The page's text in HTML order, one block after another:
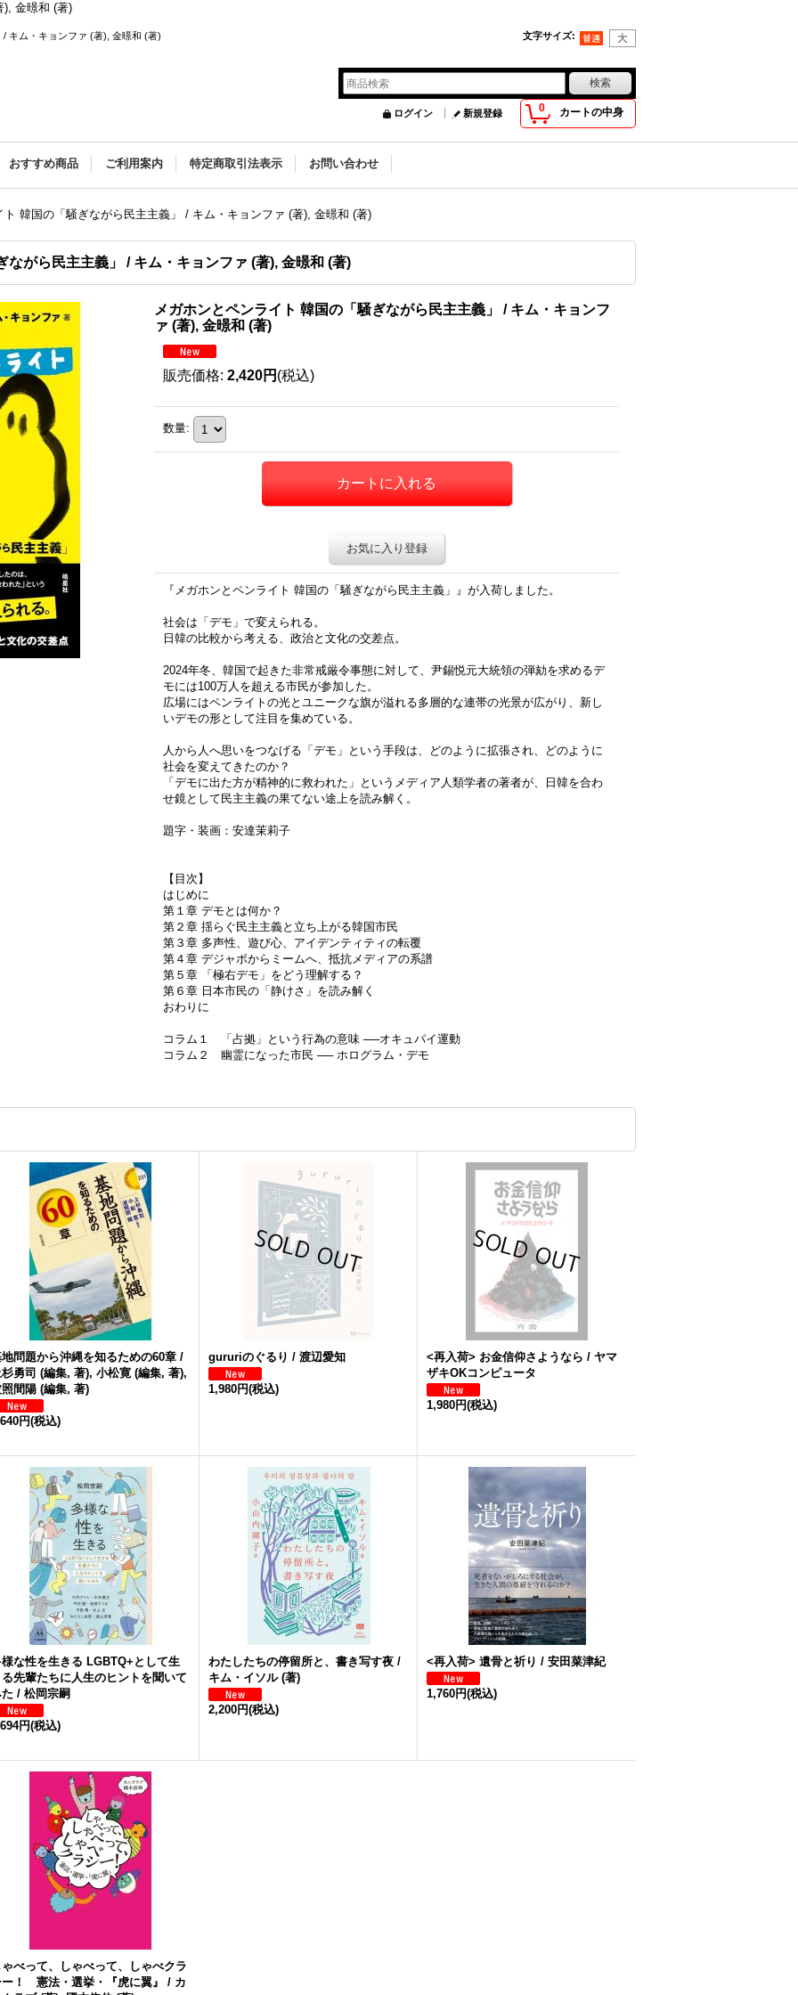
), 金暻和 (著)
キム・キョンファ (著), 金暻和 (著) 文字サイズ:
0 カートの中身
ログイン 新規登録
おすすめ商品 ご利用案内 特定商取引法表示 お問い合わせ
ト 韓国の「騒ぎながら民主主義」 / キム・キョンファ (著), 金暻和 (著)
がら民主主義」 / キム・キョンファ (著), 金暻和 (著)
メガホンとペンライト 韓国の「騒ぎながら民主主義」 / キム・キョンフ
ァ (著), 金暻和 (著)
販売価格: 2,420円 (税込)
数量:
お気に入り登録
『メガホンとペンライト 韓国の「騒ぎながら民主主義」』が入荷しました。
社会は「デモ」で変えられる。
日韓の比較から考える、政治と文化の交差点。
2024年冬、韓国で起きた非常戒厳令事態に対して、尹錫悦元大統領の弾劾を求めるデ
モには100万人を超える市民が参加した。
広場にはペンライトの光とユニークな旗が溢れる多層的な連帯の光景が広がり、新し
いデモの形として注目を集めている。
人から人へ思いをつなげる「デモ」という手段は、どのように拡張され、どのように
社会を変えてきたのか？
「デモに出た方が精神的に救われた」というメディア人類学者の著者が、日韓を合わ
せ鏡として民主主義の果てない途上を読み解く。
題字・装画：安達茉莉子
【目次】
はじめに
第１章 デモとは何か？
第２章 揺らぐ民主主義と立ち上がる韓国市民
第３章 多声性、遊び心、アイデンティティの転覆
第４章 デジャボからミームへ、抵抗メディアの系譜
第５章 「極右デモ」をどう理解する？
第６章 日本市民の「静けさ」を読み解く
おわりに
コラム１ 「占拠」という行為の意味 ──オキュパイ運動
コラム２ 幽霊になった市民 ── ホログラム・デモ
問題から沖縄を知るための60章 /
勇司 (編集, 著), 小松寛 (編集, 著),
間陽 (編集, 著)
円(税込)
gururiのぐるり / 渡辺愛知
1,980円(税込)
<再入荷> お金信仰さようなら / ヤマ
ザキOKコンピュータ
1,980円(税込)
な性を生きる LGBTQ+として生
先輩たちに人生のヒントを聞いて
/ 松岡宗嗣
円(税込)
わたしたちの停留所と、書き写す夜 /
キム・イソル (著)
2,200円(税込)
<再入荷> 遺骨と祈り / 安田菜津紀
1,760円(税込)
べって、しゃべって、しゃべクラ
ー！ 憲法・選挙・『虎に翼』 / カ